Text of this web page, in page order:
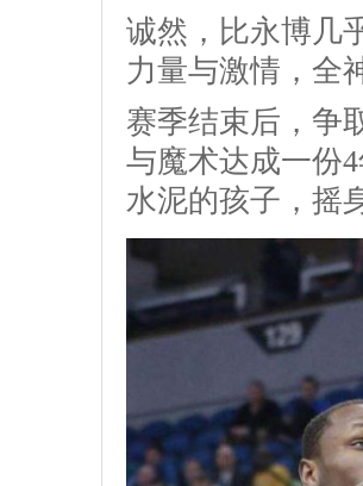
诚然，比永博几
力量与激情，全
赛季结束后，争
与魔术达成一份
水泥的孩子，摇